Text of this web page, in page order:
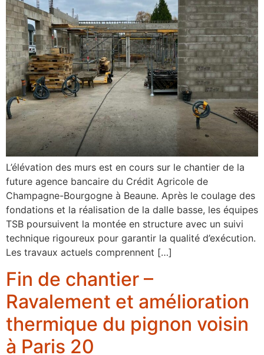
L’élévation des murs est en cours sur le chantier de la
future agence bancaire du Crédit Agricole de
Champagne-Bourgogne à Beaune. Après le coulage des
fondations et la réalisation de la dalle basse, les équipes
TSB poursuivent la montée en structure avec un suivi
technique rigoureux pour garantir la qualité d’exécution.
Les travaux actuels comprennent […]
Fin de chantier –
Ravalement et amélioration
thermique du pignon voisin
à Paris 20